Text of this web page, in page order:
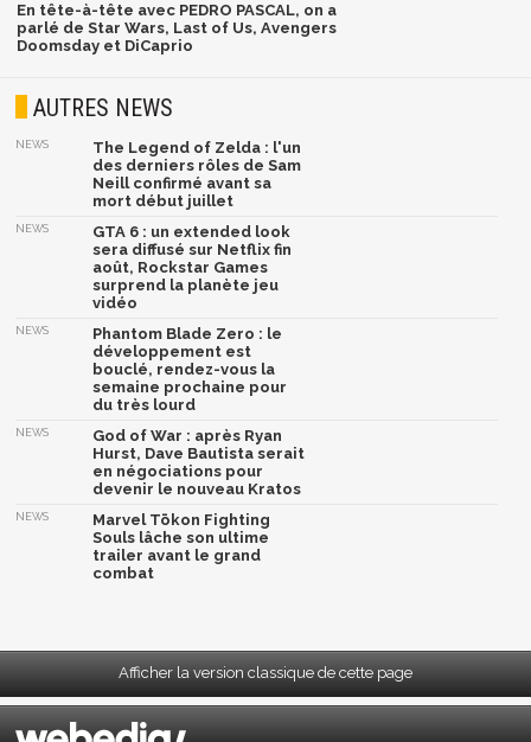
En tête-à-tête avec PEDRO PASCAL, on a
parlé de Star Wars, Last of Us, Avengers
Doomsday et DiCaprio
AUTRES NEWS
NEWS
The Legend of Zelda : l'un
des derniers rôles de Sam
Neill confirmé avant sa
mort début juillet
NEWS
GTA 6 : un extended look
sera diffusé sur Netflix fin
août, Rockstar Games
surprend la planète jeu
vidéo
NEWS
Phantom Blade Zero : le
développement est
bouclé, rendez-vous la
semaine prochaine pour
du très lourd
NEWS
God of War : après Ryan
Hurst, Dave Bautista serait
en négociations pour
devenir le nouveau Kratos
NEWS
Marvel Tōkon Fighting
Souls lâche son ultime
trailer avant le grand
combat
Afficher la version classique de cette page